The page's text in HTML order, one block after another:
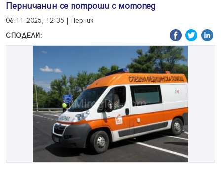
Перничанин се потроши с мотопед
06.11.2025, 12:35 | Перник
СПОДЕЛИ: